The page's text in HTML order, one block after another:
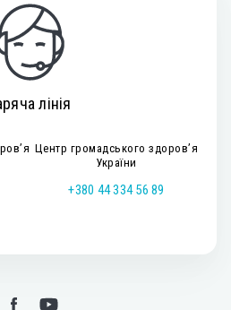
лінія
Центр громадського здоров’я
України
+380 44 334 56 89